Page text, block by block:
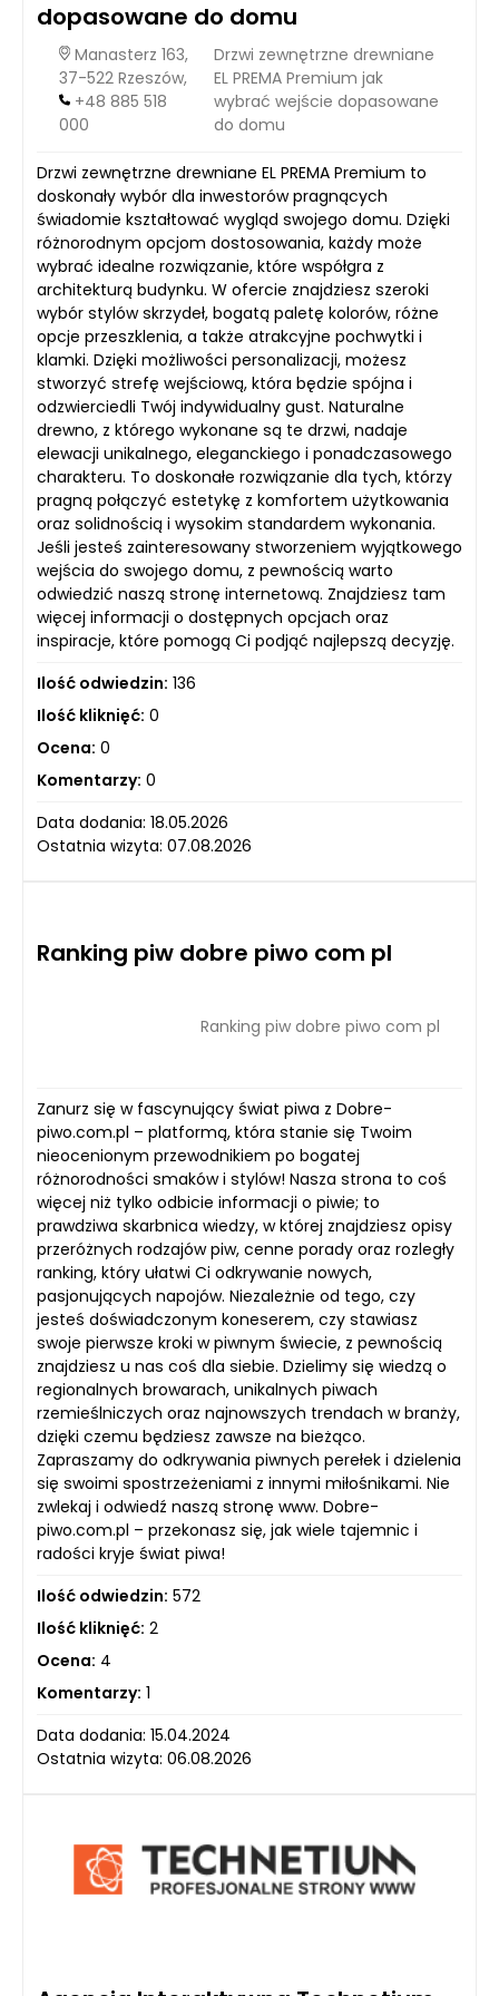
dopasowane do domu
Manasterz 163,
37-522 Rzeszów,
+48 885 518
000
Drzwi zewnętrzne drewniane
EL PREMA Premium jak
wybrać wejście dopasowane
do domu
Drzwi zewnętrzne drewniane EL PREMA Premium to
doskonały wybór dla inwestorów pragnących
świadomie kształtować wygląd swojego domu. Dzięki
różnorodnym opcjom dostosowania, każdy może
wybrać idealne rozwiązanie, które współgra z
architekturą budynku. W ofercie znajdziesz szeroki
wybór stylów skrzydeł, bogatą paletę kolorów, różne
opcje przeszklenia, a także atrakcyjne pochwytki i
klamki. Dzięki możliwości personalizacji, możesz
stworzyć strefę wejściową, która będzie spójna i
odzwierciedli Twój indywidualny gust. Naturalne
drewno, z którego wykonane są te drzwi, nadaje
elewacji unikalnego, eleganckiego i ponadczasowego
charakteru. To doskonałe rozwiązanie dla tych, którzy
pragną połączyć estetykę z komfortem użytkowania
oraz solidnością i wysokim standardem wykonania.
Jeśli jesteś zainteresowany stworzeniem wyjątkowego
wejścia do swojego domu, z pewnością warto
odwiedzić naszą stronę internetową. Znajdziesz tam
więcej informacji o dostępnych opcjach oraz
inspiracje, które pomogą Ci podjąć najlepszą decyzję.
Ilość odwiedzin: 136
Ilość kliknięć: 0
Ocena: 0
Komentarzy: 0
Data dodania: 18.05.2026
Ostatnia wizyta: 07.08.2026
Ranking piw dobre piwo com pl
Ranking piw dobre piwo com pl
Zanurz się w fascynujący świat piwa z Dobre-
piwo.com.pl – platformą, która stanie się Twoim
nieocenionym przewodnikiem po bogatej
różnorodności smaków i stylów! Nasza strona to coś
więcej niż tylko odbicie informacji o piwie; to
prawdziwa skarbnica wiedzy, w której znajdziesz opisy
przeróżnych rodzajów piw, cenne porady oraz rozległy
ranking, który ułatwi Ci odkrywanie nowych,
pasjonujących napojów. Niezależnie od tego, czy
jesteś doświadczonym koneserem, czy stawiasz
swoje pierwsze kroki w piwnym świecie, z pewnością
znajdziesz u nas coś dla siebie. Dzielimy się wiedzą o
regionalnych browarach, unikalnych piwach
rzemieślniczych oraz najnowszych trendach w branży,
dzięki czemu będziesz zawsze na bieżąco.
Zapraszamy do odkrywania piwnych perełek i dzielenia
się swoimi spostrzeżeniami z innymi miłośnikami. Nie
zwlekaj i odwiedź naszą stronę www. Dobre-
piwo.com.pl – przekonasz się, jak wiele tajemnic i
radości kryje świat piwa!
Ilość odwiedzin: 572
Ilość kliknięć: 2
Ocena: 4
Komentarzy: 1
Data dodania: 15.04.2024
Ostatnia wizyta: 06.08.2026